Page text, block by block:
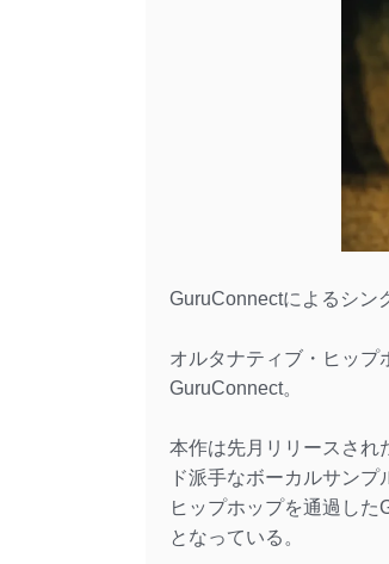
GuruConnectによるシン
オルタナティブ・ヒップ
GuruConnect。
本作は先月リリースされ
ド派手なボーカルサン
ヒップホップを通過し
となっている。